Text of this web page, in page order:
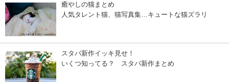
癒やしの猫まとめ
人気タレント猫、猫写真集…キュートな猫ズラリ
スタバ新作イッキ見せ！
いくつ知ってる？ スタバ新作まとめ